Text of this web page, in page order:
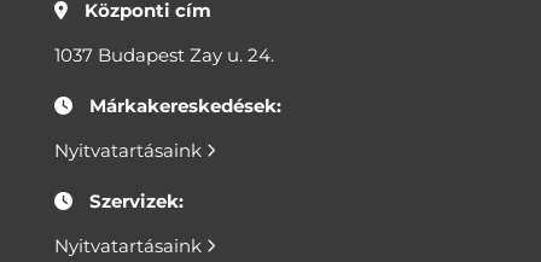
Központi cím
1037 Budapest Zay u. 24.
Márkakereskedések:
Nyitvatartásaink
Szervizek:
Nyitvatartásaink